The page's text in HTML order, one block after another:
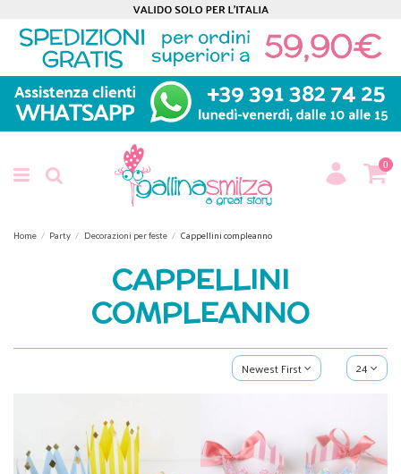
0
Home Party Decorazioni per feste Cappellini compleanno
CAPPELLINI
COMPLEANNO
Newest First 24